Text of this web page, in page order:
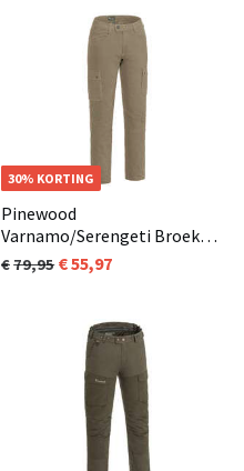
OP=OP
30% KORTING
Pinewood
Varnamo/Serengeti Broek
Dames Desert Beige (253)
79,95 55,97